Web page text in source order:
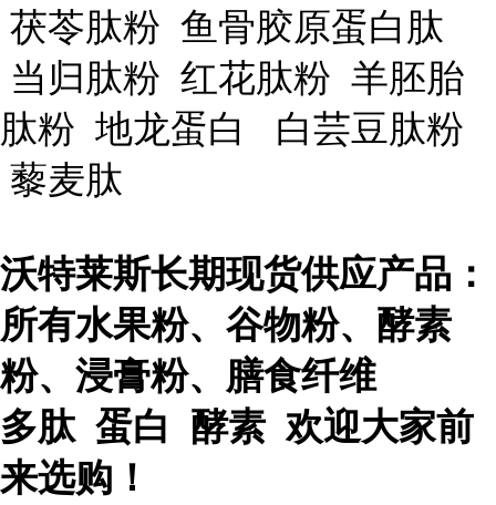
茯苓肽粉 鱼骨胶原蛋白肽
当归肽粉 红花肽粉 羊胚胎
肽粉 地龙蛋白 白芸豆肽粉
藜麦肽
沃特莱斯长期现货供应产品：
所有水果粉、谷物粉、酵素
粉、浸膏粉、膳食纤维
多肽 蛋白 酵素 欢迎大家前
来选购！